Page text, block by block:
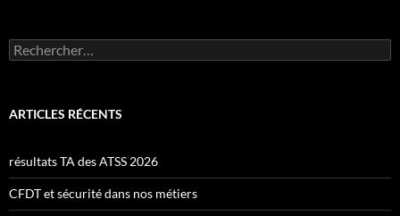
Rechercher :
ARTICLES RÉCENTS
résultats TA des ATSS 2026
CFDT et sécurité dans nos métiers